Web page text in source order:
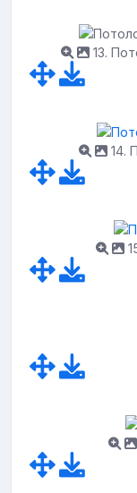
13.
14.